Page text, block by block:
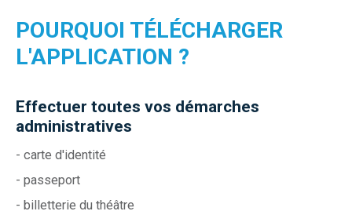
POURQUOI TÉLÉCHARGER
L'APPLICATION ?
Effectuer toutes vos démarches
administratives
- carte d'identité
- passeport
- billetterie du théâtre